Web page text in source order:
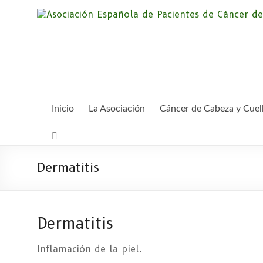
Inicio La Asociación Cáncer de Cabeza y
Dermatitis
Dermatitis
Inflamación de la piel.